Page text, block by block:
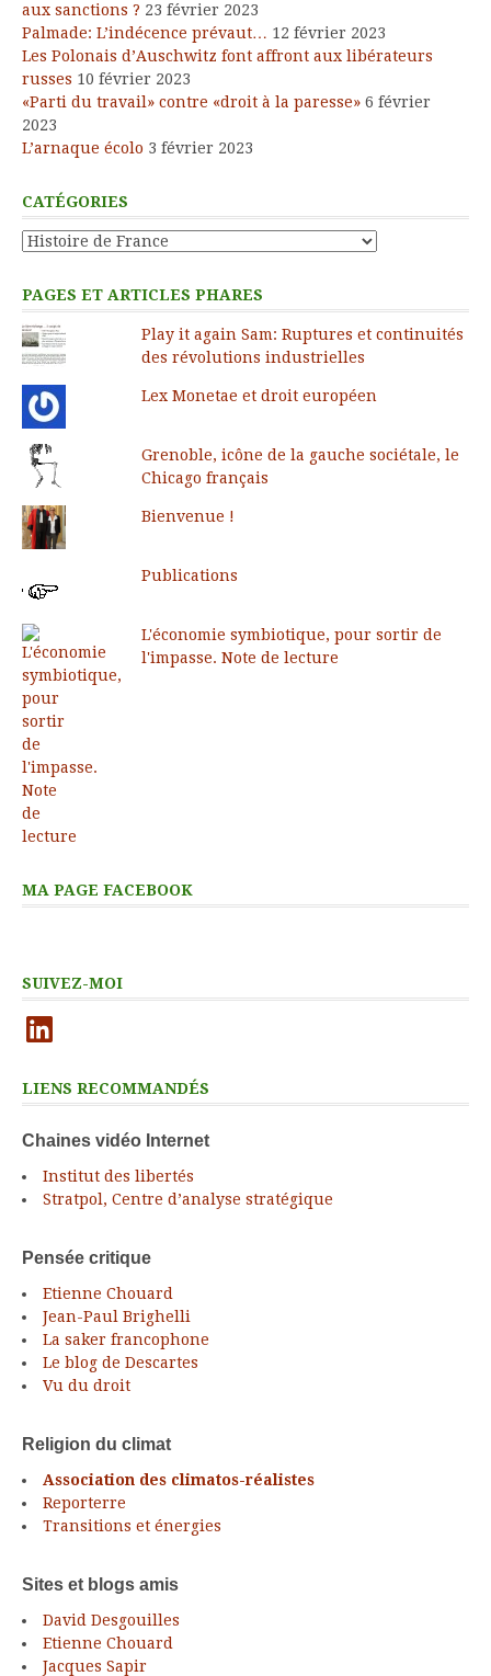
aux sanctions ? 23 février 2023
Palmade: L’indécence prévaut… 12 février 2023
Les Polonais d’Auschwitz font affront aux libérateurs
russes 10 février 2023
«Parti du travail» contre «droit à la paresse» 6 février
2023
L’arnaque écolo 3 février 2023
CATÉGORIES
Catégories
PAGES ET ARTICLES PHARES
Play it again Sam: Ruptures et continuités
des révolutions industrielles
Lex Monetae et droit européen
Grenoble, icône de la gauche sociétale, le
Chicago français
Bienvenue !
Publications
L'économie symbiotique, pour sortir de
l'impasse. Note de lecture
MA PAGE FACEBOOK
SUIVEZ-MOI
LinkedIn
LIENS RECOMMANDÉS
Chaines vidéo Internet
Institut des libertés
Stratpol, Centre d’analyse stratégique
Pensée critique
Etienne Chouard
Jean-Paul Brighelli
La saker francophone
Le blog de Descartes
Vu du droit
Religion du climat
Association des climatos-réalistes
Reporterre
Transitions et énergies
Sites et blogs amis
David Desgouilles
Etienne Chouard
Jacques Sapir